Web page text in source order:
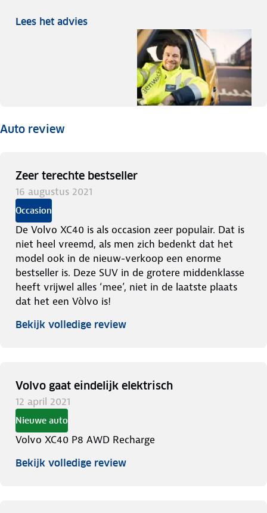
Lees het advies
Auto review
Zeer terechte bestseller
16 augustus 2021
Occasion
De Volvo XC40 is als occasion zeer populair. Dat is
niet heel vreemd, als men zich bedenkt dat het
model ook in de nieuw-verkoop een enorme
bestseller is. Deze SUV in de grotere middenklasse
heeft vrijwel alles ‘mee’, niet in de laatste plaats
dat het een Vòlvo is!
Bekijk volledige review
Volvo gaat eindelijk elektrisch
12 april 2021
Nieuwe auto
Volvo XC40 P8 AWD Recharge
Bekijk volledige review